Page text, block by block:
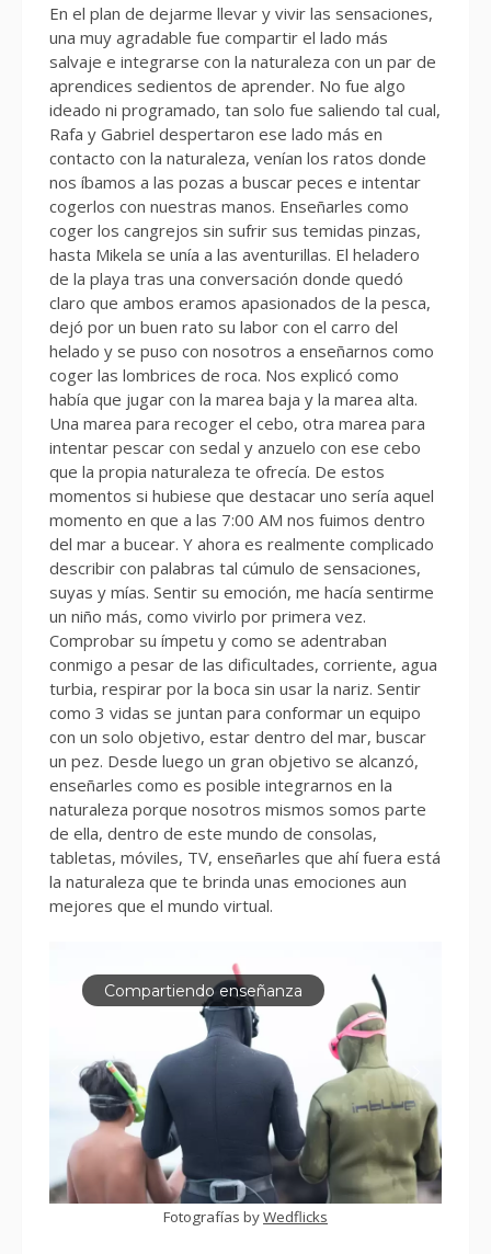
En el plan de dejarme llevar y vivir las sensaciones,
una muy agradable fue compartir el lado más
salvaje e integrarse con la naturaleza con un par de
aprendices sedientos de aprender. No fue algo
ideado ni programado, tan solo fue saliendo tal cual,
Rafa y Gabriel despertaron ese lado más en
contacto con la naturaleza, venían los ratos donde
nos íbamos a las pozas a buscar peces e intentar
cogerlos con nuestras manos. Enseñarles como
coger los cangrejos sin sufrir sus temidas pinzas,
hasta Mikela se unía a las aventurillas. El heladero
de la playa tras una conversación donde quedó
claro que ambos eramos apasionados de la pesca,
dejó por un buen rato su labor con el carro del
helado y se puso con nosotros a enseñarnos como
coger las lombrices de roca. Nos explicó como
había que jugar con la marea baja y la marea alta.
Una marea para recoger el cebo, otra marea para
intentar pescar con sedal y anzuelo con ese cebo
que la propia naturaleza te ofrecía. De estos
momentos si hubiese que destacar uno sería aquel
momento en que a las 7:00 AM nos fuimos dentro
del mar a bucear. Y ahora es realmente complicado
describir con palabras tal cúmulo de sensaciones,
suyas y mías. Sentir su emoción, me hacía sentirme
un niño más, como vivirlo por primera vez.
Comprobar su ímpetu y como se adentraban
conmigo a pesar de las dificultades, corriente, agua
turbia, respirar por la boca sin usar la nariz. Sentir
como 3 vidas se juntan para conformar un equipo
con un solo objetivo, estar dentro del mar, buscar
un pez. Desde luego un gran objetivo se alcanzó,
enseñarles como es posible integrarnos en la
naturaleza porque nosotros mismos somos parte
de ella, dentro de este mundo de consolas,
tabletas, móviles, TV, enseñarles que ahí fuera está
la naturaleza que te brinda unas emociones aun
mejores que el mundo virtual.
Compartiendo enseñanza
Fotografías byWedflicks